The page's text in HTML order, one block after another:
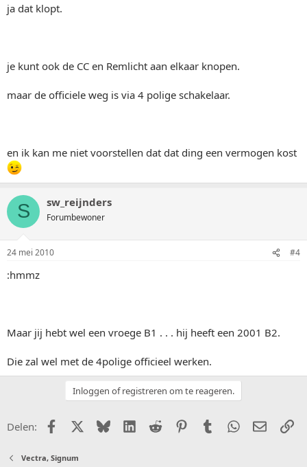
ja dat klopt.
je kunt ook de CC en Remlicht aan elkaar knopen.
maar de officiele weg is via 4 polige schakelaar.
en ik kan me niet voorstellen dat dat ding een vermogen kost
S sw_reijnders
Forumbewoner
24 mei 2010 #4
:hmmz
Maar jij hebt wel een vroege B1 . . . hij heeft een 2001 B2.
Die zal wel met de 4polige officieel werken.
Inloggen of registreren om te reageren.
Delen: FacebookX (Twitter)
BlueskyLinkedIn
Reddit PinterestTumblr WhatsApp
E-mail
Vectra, Signum